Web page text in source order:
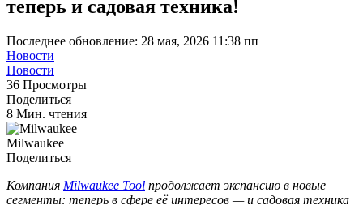
теперь и садовая техника!
Последнее обновление: 28 мая, 2026 11:38 пп
Новости
Новости
36 Просмотры
Поделиться
8 Мин. чтения
Milwaukee
Поделиться
Компания Milwaukee Tool продолжает экспансию в новые
сегменты: теперь в сфере её интересов — и садовая техника